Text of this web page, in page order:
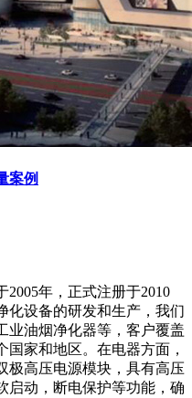
案例
年，正式注册于2010
化设备的研发和生产，我们
业油烟净化器等，客户覆盖
家和地区。在电器方面，
极高压电源模块，具有高压
启动，断电保护等功能，确